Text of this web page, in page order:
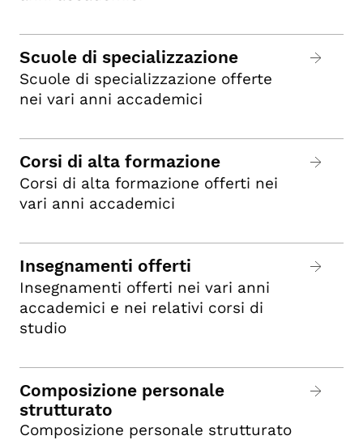
Scuole di specializzazione
Scuole di specializzazione offerte
nei vari anni accademici
Corsi di alta formazione
Corsi di alta formazione offerti nei
vari anni accademici
Insegnamenti offerti
Insegnamenti offerti nei vari anni
accademici e nei relativi corsi di
studio
Composizione personale
strutturato
Composizione personale strutturato